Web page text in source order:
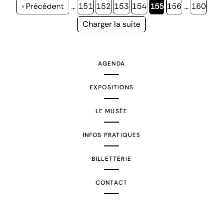
Page
‹ Précédent … Page
151 Page
152 Page
153 Page
154 Page
155 Page
156 … Page
160
Page
Charger la suite
AGENDA
EXPOSITIONS
LE MUSÉE
INFOS PRATIQUES
BILLETTERIE
CONTACT